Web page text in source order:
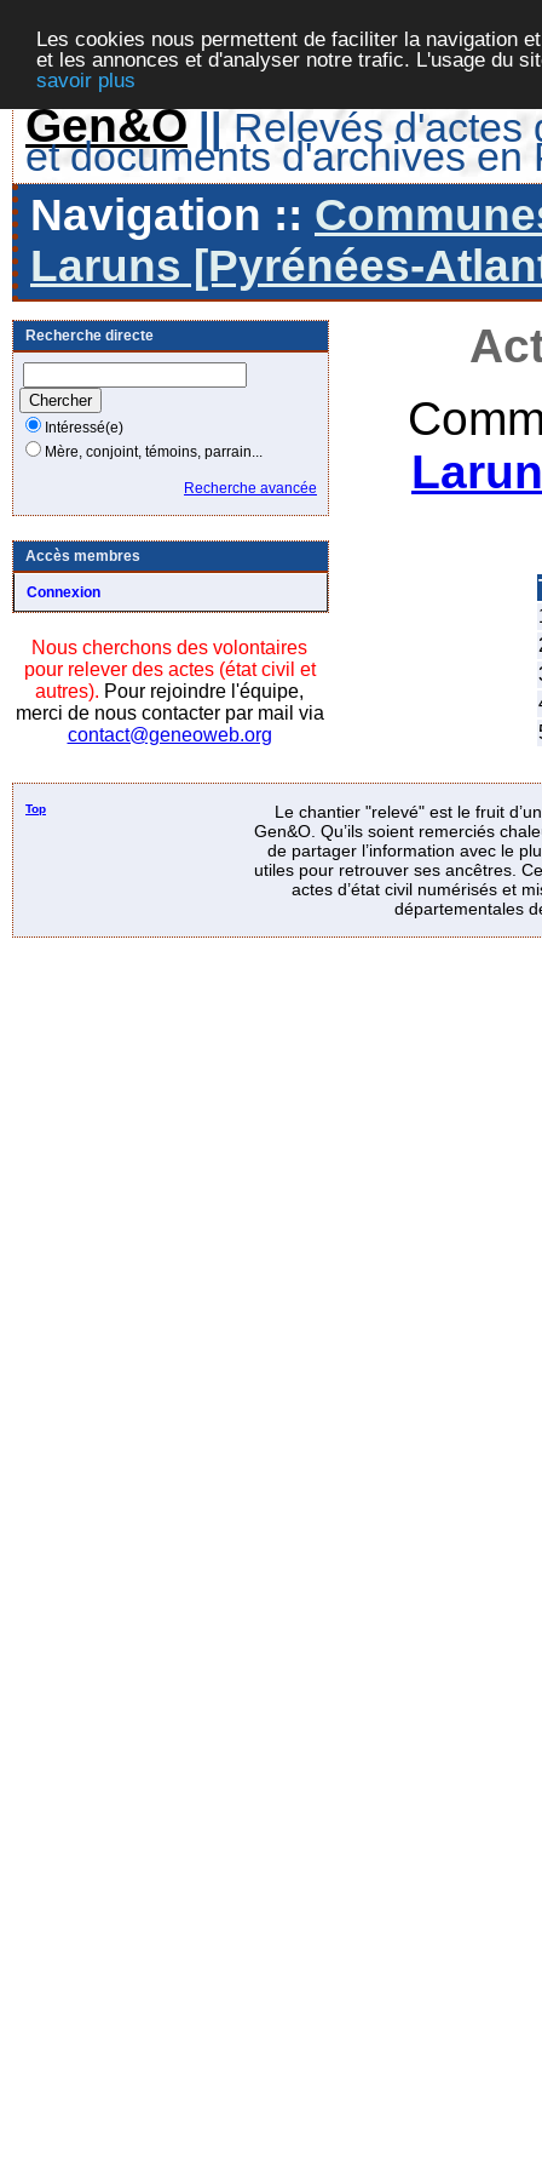
Les cookies nous permettent de faciliter la navigation
et les annonces et d'analyser notre trafic. L'usage du
savoir plus
Gen&O || Relevés d'actes
et documents d'archives en
Navigation ::
Laruns [Pyrénées-
Recherche directe
Intéressé(e)
Mère, conjoint, témoins, parrain...
Recherche avancée
Accès membres
Connexion
Nous cherchons des volontaires
pour relever des actes (état civil et
autres). Pour rejoindre l'équipe,
merci de nous contacter par mail via
contact@geneoweb.org
Top
Le chantier "relevé" est le fruit
Gen&O. Qu’ils soient remerciés
de partager l’information avec le
utiles pour retrouver ses ancêtres.
actes d’état civil numérisés et
départementales